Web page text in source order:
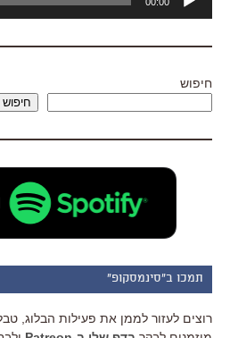
אודיו
חיפוש
חיפוש
תמכו ב"סינמסקופ"
רוצים לעזור לממן את פעילות הבלוג,